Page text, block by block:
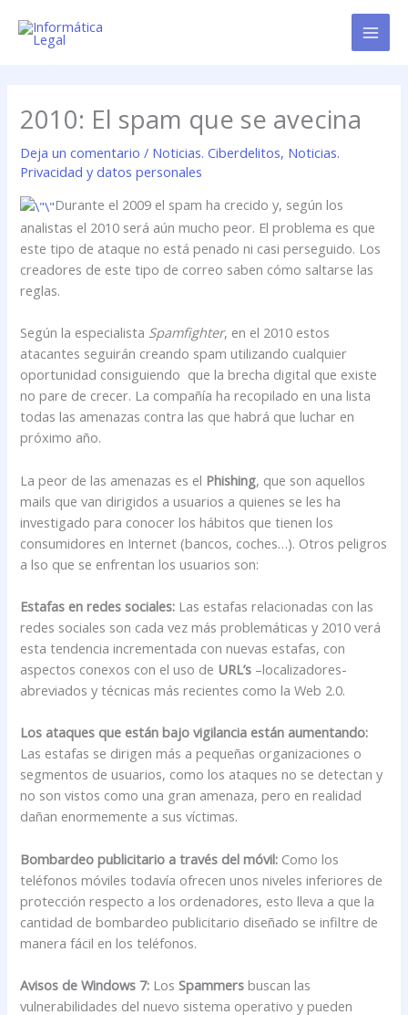
contenido
2010: El spam que se avecina
Deja un comentario / Noticias. Ciberdelitos, Noticias.
Privacidad y datos personales
Durante el 2009 el spam ha crecido y, según los
analistas el 2010 será aún mucho peor. El problema es que
este tipo de ataque no está penado ni casi perseguido. Los
creadores de este tipo de correo saben cómo saltarse las
reglas.
Según la especialista Spamfighter, en el 2010 estos
atacantes seguirán creando spam utilizando cualquier
oportunidad consiguiendo que la brecha digital que existe
no pare de crecer. La compañía ha recopilado en una lista
todas las amenazas contra las que habrá que luchar en
próximo año.
La peor de las amenazas es el Phishing, que son aquellos
mails que van dirigidos a usuarios a quienes se les ha
investigado para conocer los hábitos que tienen los
consumidores en Internet (bancos, coches…). Otros peligros
a lso que se enfrentan los usuarios son:
Estafas en redes sociales: Las estafas relacionadas con las
redes sociales son cada vez más problemáticas y 2010 verá
esta tendencia incrementada con nuevas estafas, con
aspectos conexos con el uso de URL’s –localizadores-
abreviados y técnicas más recientes como la Web 2.0.
Los ataques que están bajo vigilancia están aumentando:
Las estafas se dirigen más a pequeñas organizaciones o
segmentos de usuarios, como los ataques no se detectan y
no son vistos como una gran amenaza, pero en realidad
dañan enormemente a sus víctimas.
Bombardeo publicitario a través del móvil: Como los
teléfonos móviles todavía ofrecen unos niveles inferiores de
protección respecto a los ordenadores, esto lleva a que la
cantidad de bombardeo publicitario diseñado se infiltre de
manera fácil en los teléfonos.
Avisos de Windows 7: LosSpammersbuscan las
vulnerabilidades del nuevo sistema operativo y pueden